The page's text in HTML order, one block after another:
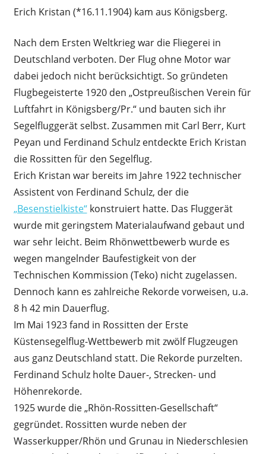
Erich Kristan (*16.11.1904) kam aus Königsberg.
Nach dem Ersten Weltkrieg war die Fliegerei in
Deutschland verboten. Der Flug ohne Motor war
dabei jedoch nicht berücksichtigt. So gründeten
Flugbegeisterte 1920 den „Ostpreußischen Verein für
Luftfahrt in Königsberg/Pr.“ und bauten sich ihr
Segelfluggerät selbst. Zusammen mit Carl Berr, Kurt
Peyan und Ferdinand Schulz entdeckte Erich Kristan
die Rossitten für den Segelflug.
Erich Kristan war bereits im Jahre 1922 technischer
Assistent von Ferdinand Schulz, der die
„Besenstielkiste“konstruiert hatte. Das Fluggerät
wurde mit geringstem Materialaufwand gebaut und
war sehr leicht. Beim Rhönwettbewerb wurde es
wegen mangelnder Baufestigkeit von der
Technischen Kommission (Teko) nicht zugelassen.
Dennoch kann es zahlreiche Rekorde vorweisen, u.a.
8 h 42 min Dauerflug.
Im Mai 1923 fand in Rossitten der Erste
Küstensegelflug-Wettbewerb mit zwölf Flugzeugen
aus ganz Deutschland statt. Die Rekorde purzelten.
Ferdinand Schulz holte Dauer-, Strecken- und
Höhenrekorde.
1925 wurde die „Rhön-Rossitten-Gesellschaft“
gegründet. Rossitten wurde neben der
Wasserkupper/Rhön und Grunau in Niederschlesien